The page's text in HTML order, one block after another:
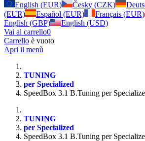
English (EUR)
Česky (CZK)
(EUR)
Español (EUR) Français (EUR)
English (GBP)
English (USD)
Vai al carrello0
Carrello è vuoto
Apri il menù
TUNING
per Specialized
SpeedBox 3.1 B.Tuning per
TUNING
per Specialized
SpeedBox 3.1 B.Tuning per